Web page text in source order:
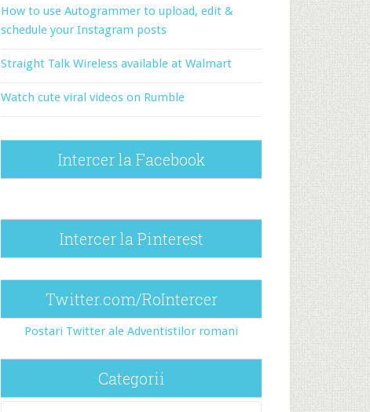
How to use Autogrammer to upload, edit &
schedule your Instagram posts
Straight Talk Wireless available at Walmart
Watch cute viral videos on Rumble
Intercer la Facebook
Intercer la Pinterest
Twitter.com/RoIntercer
Postari Twitter ale Adventistilor romani
Categorii